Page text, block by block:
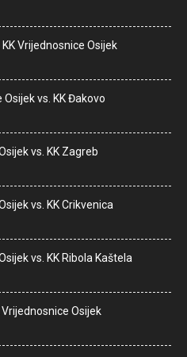
Vrijednosnice Osijek
vs. KK Đakovo
vs. KK Zagreb
vs. KK Crikvenica
vs. KK Ribola Kaštela
Osijek